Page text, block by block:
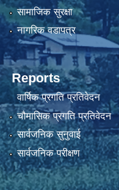
सामाजिक सुरक्षा
नागरिक वडापत्र
Reports
वार्षिक प्रगति प्रतिवेदन
चौमासिक प्रगति प्रतिवेदन
सार्वजनिक सुनुवाई
सार्वजनिक परीक्षण